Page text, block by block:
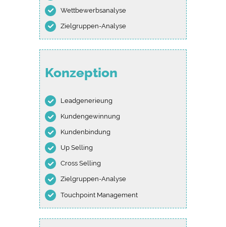
Wettbewerbsanalyse
Zielgruppen-Analyse
Konzeption
Leadgenerieung
Kundengewinnung
Kundenbindung
Up Selling
Cross Selling
Zielgruppen-Analyse
Touchpoint Management